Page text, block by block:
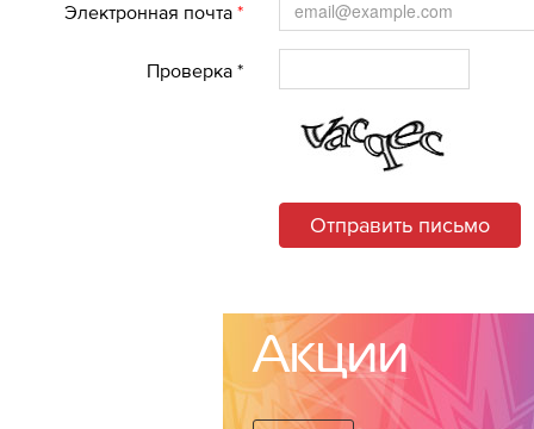
Электронная почта*
Проверка *
Отправить письмо
Акции